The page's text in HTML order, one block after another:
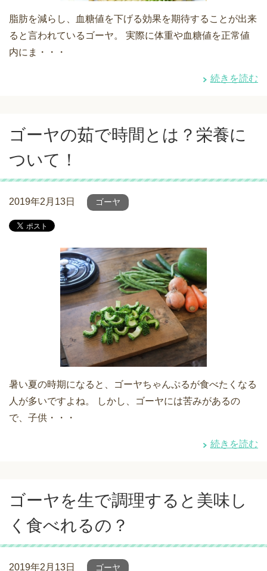
脂肪を減らし、血糖値を下げる効果を期待することが出来
ると言われているゴーヤ。 実際に体重や血糖値を正常値
内にま・・・
続きを読む
ゴーヤの茹で時間とは？栄養に
ついて！
2019年2月13日 ゴーヤ
暑い夏の時期になると、ゴーヤちゃんぷるが食べたくなる
人が多いですよね。 しかし、ゴーヤには苦みがあるの
で、子供・・・
続きを読む
ゴーヤを生で調理すると美味し
く食べれるの？
2019年2月13日 ゴーヤ